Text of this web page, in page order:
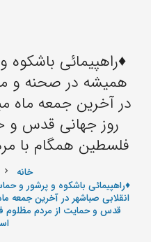
♦️راهپیمائی
همیشه در صحنه و
در آخرین جمعه ماه
روز جهانی قدس و
فلسطین همگام با
خانه chevron_right
♦️راهپیمائی باشکوه و پرشور و
انقلابی صباشهر در آخرین جمعه
قدس و حمایت از مردم مظلوم